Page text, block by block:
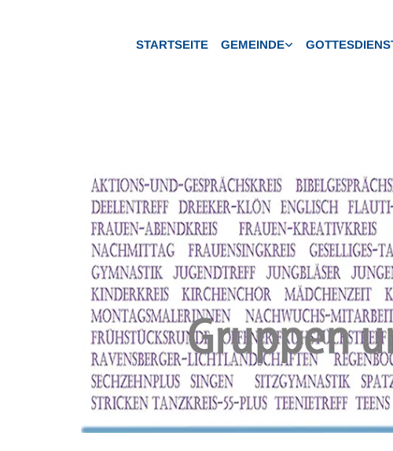
STARTSEITE GEMEINDE